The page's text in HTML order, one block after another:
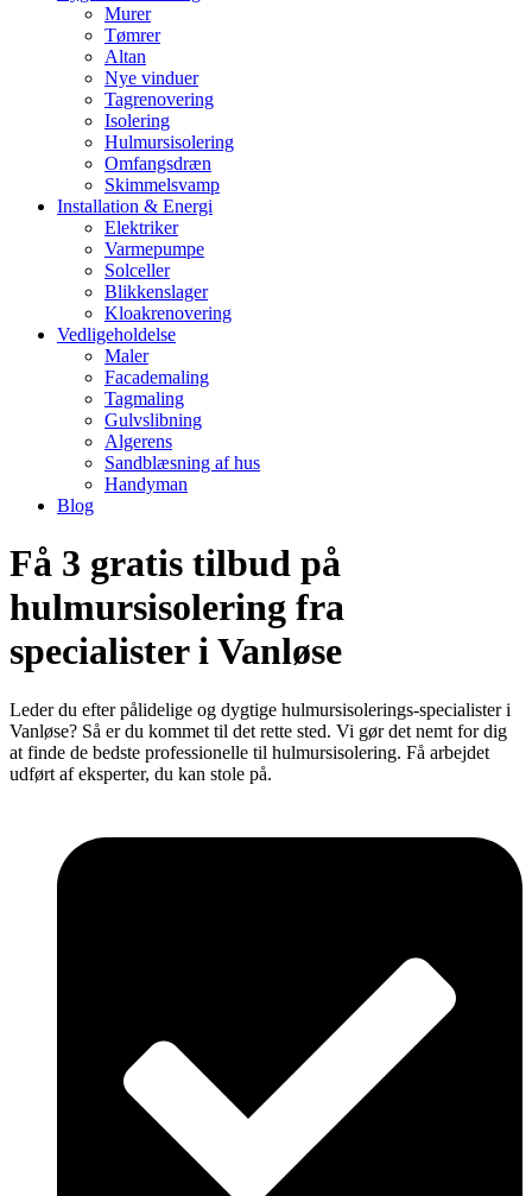
Murer
Tømrer
Altan
Nye vinduer
Tagrenovering
Isolering
Hulmursisolering
Omfangsdræn
Skimmelsvamp
Installation & Energi
Elektriker
Varmepumpe
Solceller
Blikkenslager
Kloakrenovering
Vedligeholdelse
Maler
Facademaling
Tagmaling
Gulvslibning
Algerens
Sandblæsning af hus
Handyman
Blog
Få 3 gratis tilbud på
hulmursisolering fra
specialister i Vanløse
Leder du efter pålidelige og dygtige hulmursisolerings-specialister i
Vanløse? Så er du kommet til det rette sted. Vi gør det nemt for dig
at finde de bedste professionelle til hulmursisolering. Få arbejdet
udført af eksperter, du kan stole på.